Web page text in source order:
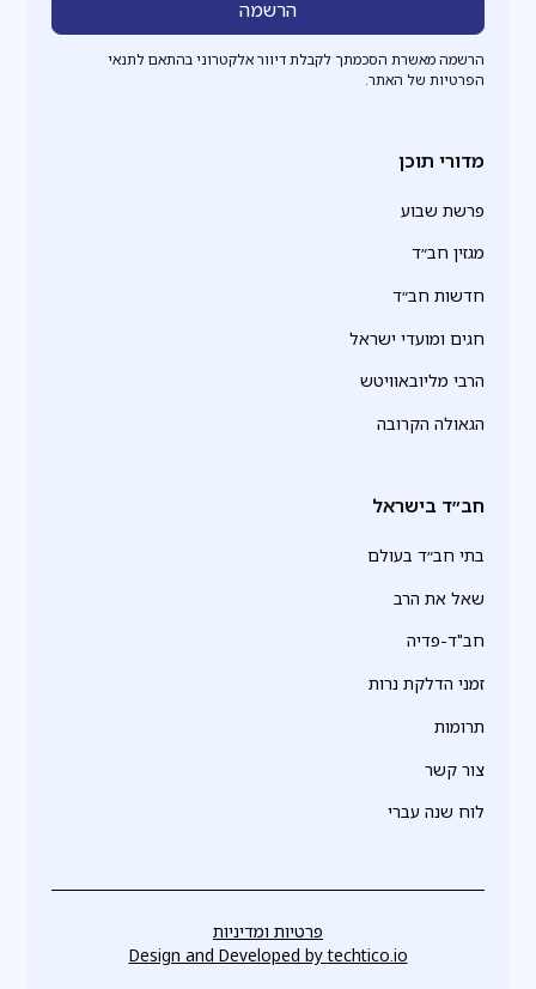
הרשמה מאשרת הסכמתך לקבלת דיוור אלקטרוני בהתאם לתנאי
הפרטיות של האתר.
מדורי תוכן
פרשת שבוע
מגזין חב״ד
חדשות חב״ד
חגים ומועדי ישראל
הרבי מליובאוויטש
הגאולה הקרובה
חב״ד בישראל
בתי חב״ד בעולם
שאל את הרב
חב"ד-פדיה
זמני הדלקת נרות
תרומות
צור קשר
לוח שנה עברי
פרטיות ומדיניות
Design and Developed bytechtico.io